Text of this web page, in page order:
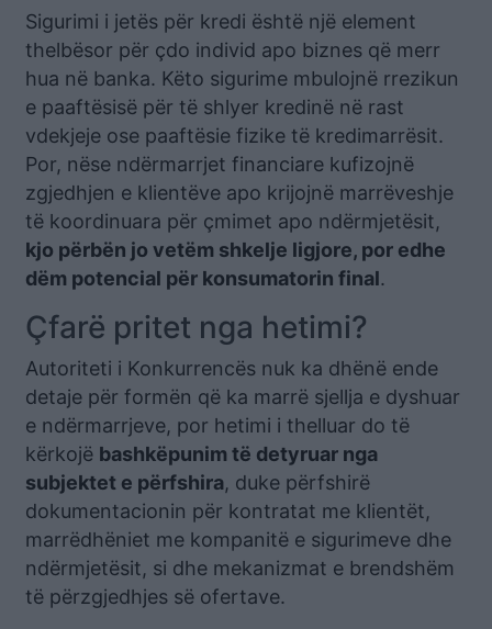
Sigurimi i jetës për kredi është një element
thelbësor për çdo individ apo biznes që merr
hua në banka. Këto sigurime mbulojnë rrezikun
e paaftësisë për të shlyer kredinë në rast
vdekjeje ose paaftësie fizike të kredimarrësit.
Por, nëse ndërmarrjet financiare kufizojnë
zgjedhjen e klientëve apo krijojnë marrëveshje
të koordinuara për çmimet apo ndërmjetësit,
kjo përbën jo vetëm shkelje ligjore, por edhe
dëm potencial për konsumatorin final.
Çfarë pritet nga hetimi?
Autoriteti i Konkurrencës nuk ka dhënë ende
detaje për formën që ka marrë sjellja e dyshuar
e ndërmarrjeve, por hetimi i thelluar do të
kërkojë bashkëpunim të detyruar nga
subjektet e përfshira, duke përfshirë
dokumentacionin për kontratat me klientët,
marrëdhëniet me kompanitë e sigurimeve dhe
ndërmjetësit, si dhe mekanizmat e brendshëm
të përzgjedhjes së ofertave.